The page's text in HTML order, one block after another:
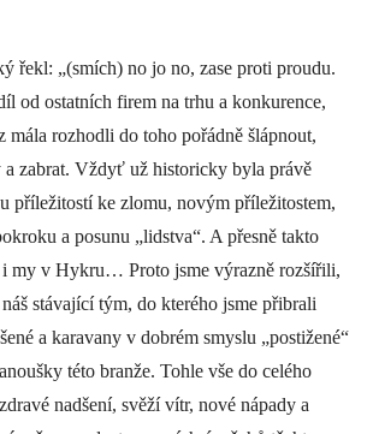
řekl: „(smích) no jo no, zase proti proudu.
od ostatních firem na trhu a konkurence,
mála rozhodli do toho pořádně šlápnout,
zabrat. Vždyť už historicky byla právě
příležitostí ke zlomu, novým příležitostem,
a posunu „lidstva“. A přesně takto
my v Hykru… Proto jsme výrazně rozšířili,
stávající tým, do kterého jsme přibrali
a karavany v dobrém smyslu „postižené“
této branže. Tohle vše do celého
nadšení, svěží vítr, nové nápady a